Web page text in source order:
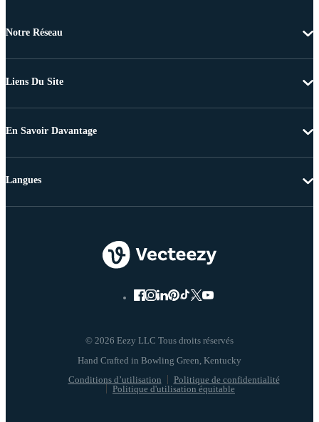
Notre Réseau
Liens Du Site
En Savoir Davantage
© 2026 Eezy LLC Tous droits réservés
Conditions d’utilisation
Politique de confidentialité
Politique d'utilisation équitable
Langues